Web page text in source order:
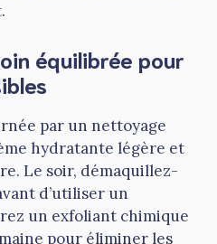
équilibrée pour
par un nettoyage
hydratante légère et
Le soir, démaquillez-
d’utiliser un
un exfoliant chimique
pour éliminer les